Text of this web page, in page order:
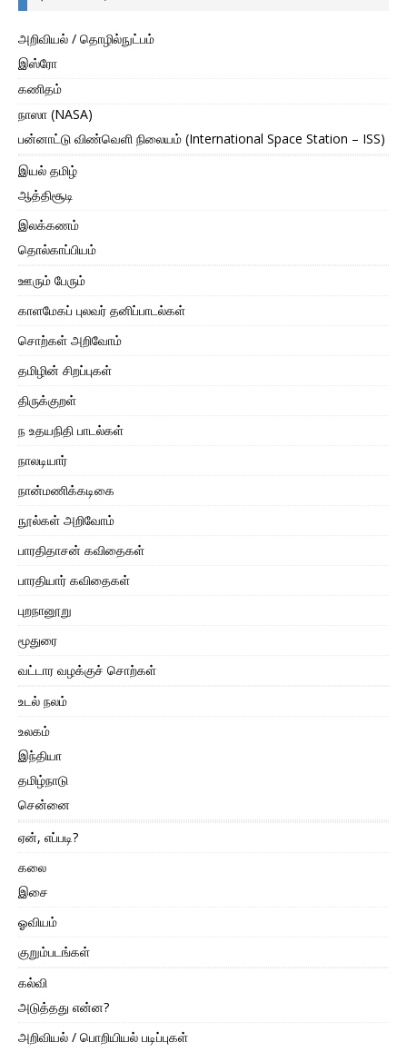
அறிவியல் / தொழில்நுட்பம்
இஸ்ரோ
கணிதம்
நாஸா (NASA)
பன்னாட்டு விண்வெளி நிலையம் (International Space Station – ISS)
இயல் தமிழ்
ஆத்திசூடி
இலக்கணம்
தொல்காப்பியம்
ஊரும் பேரும்
காளமேகப் புலவர் தனிப்பாடல்கள்
சொற்கள் அறிவோம்
தமிழின் சிறப்புகள்
திருக்குறள்
ந உதயநிதி பாடல்கள்
நாலடியார்
நான்மணிக்கடிகை
நூல்கள் அறிவோம்
பாரதிதாசன் கவிதைகள்
பாரதியார் கவிதைகள்
புறநானூறு
மூதுரை
வட்டார வழக்குச் சொற்கள்
உடல் நலம்
உலகம்
இந்தியா
தமிழ்நாடு
சென்னை
ஏன், எப்படி?
கலை
இசை
ஓவியம்
குறும்படங்கள்
கல்வி
அடுத்தது என்ன?
அறிவியல் / பொறியியல் படிப்புகள்